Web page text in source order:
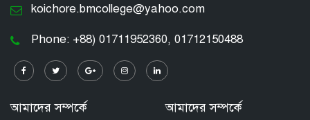
koichore.bmcollege@yahoo.com
Phone: +88) 01711952360, 01712150488
আমাদের সম্পর্কে আমাদের সম্পর্কে